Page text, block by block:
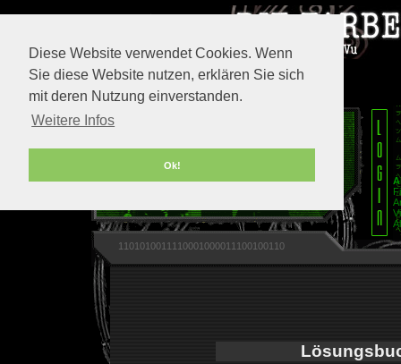
Diese Website verwendet Cookies. Wenn
Sie diese Website nutzen, erklären Sie sich
mit deren Nutzung einverstanden.
Weitere Infos
Ok!
1101010011110001000011100100110